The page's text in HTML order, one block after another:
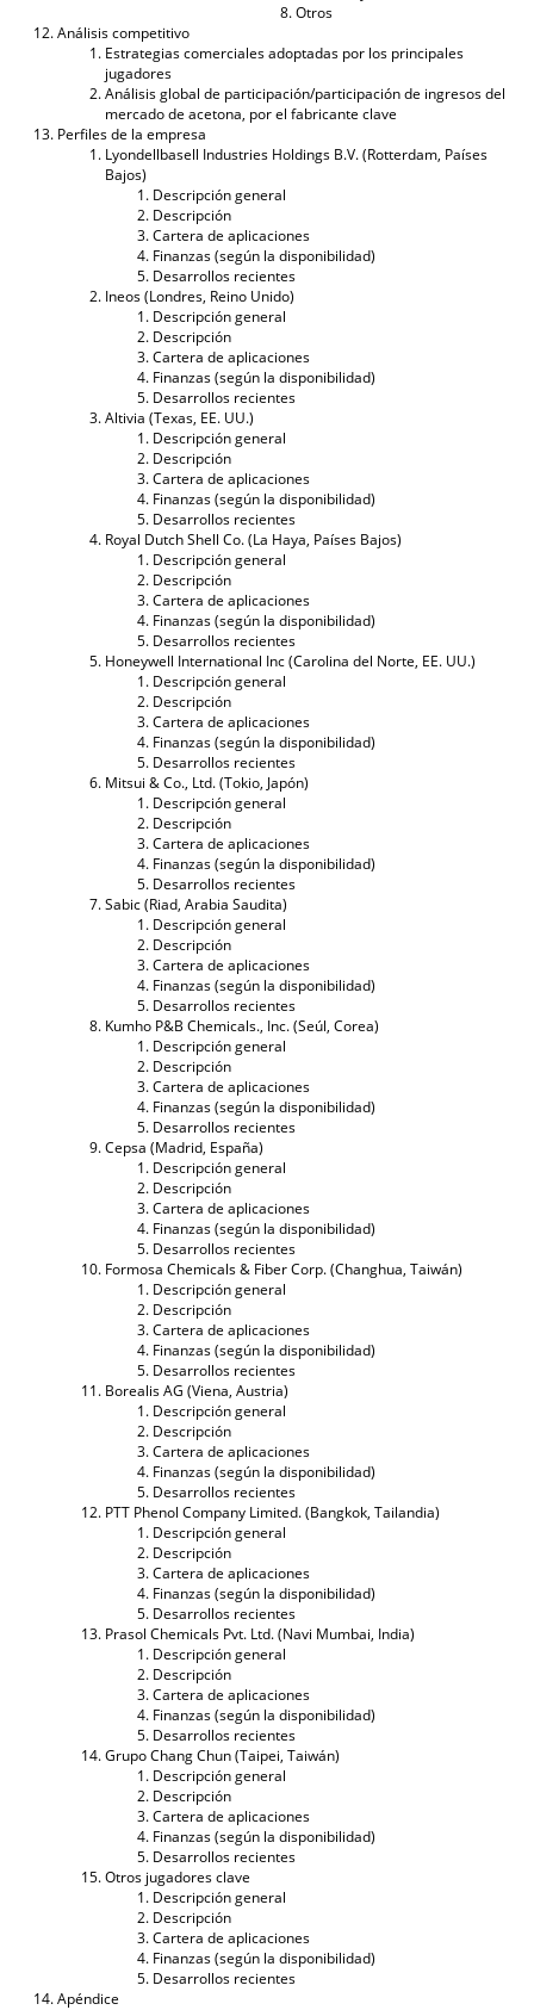
Otros
Análisis competitivo
Estrategias comerciales adoptadas por los principales
jugadores
Análisis global de participación/participación de ingresos del
mercado de acetona, por el fabricante clave
Perfiles de la empresa
Lyondellbasell Industries Holdings B.V. (Rotterdam, Países
Bajos)
Descripción general
Descripción
Cartera de aplicaciones
Finanzas (según la disponibilidad)
Desarrollos recientes
Ineos (Londres, Reino Unido)
Descripción general
Descripción
Cartera de aplicaciones
Finanzas (según la disponibilidad)
Desarrollos recientes
Altivia (Texas, EE. UU.)
Descripción general
Descripción
Cartera de aplicaciones
Finanzas (según la disponibilidad)
Desarrollos recientes
Royal Dutch Shell Co. (La Haya, Países Bajos)
Descripción general
Descripción
Cartera de aplicaciones
Finanzas (según la disponibilidad)
Desarrollos recientes
Honeywell International Inc (Carolina del Norte, EE. UU.)
Descripción general
Descripción
Cartera de aplicaciones
Finanzas (según la disponibilidad)
Desarrollos recientes
Mitsui & Co., Ltd. (Tokio, Japón)
Descripción general
Descripción
Cartera de aplicaciones
Finanzas (según la disponibilidad)
Desarrollos recientes
Sabic (Riad, Arabia Saudita)
Descripción general
Descripción
Cartera de aplicaciones
Finanzas (según la disponibilidad)
Desarrollos recientes
Kumho P&B Chemicals., Inc. (Seúl, Corea)
Descripción general
Descripción
Cartera de aplicaciones
Finanzas (según la disponibilidad)
Desarrollos recientes
Cepsa (Madrid, España)
Descripción general
Descripción
Cartera de aplicaciones
Finanzas (según la disponibilidad)
Desarrollos recientes
Formosa Chemicals & Fiber Corp. (Changhua, Taiwán)
Descripción general
Descripción
Cartera de aplicaciones
Finanzas (según la disponibilidad)
Desarrollos recientes
Borealis AG (Viena, Austria)
Descripción general
Descripción
Cartera de aplicaciones
Finanzas (según la disponibilidad)
Desarrollos recientes
PTT Phenol Company Limited. (Bangkok, Tailandia)
Descripción general
Descripción
Cartera de aplicaciones
Finanzas (según la disponibilidad)
Desarrollos recientes
Prasol Chemicals Pvt. Ltd. (Navi Mumbai, India)
Descripción general
Descripción
Cartera de aplicaciones
Finanzas (según la disponibilidad)
Desarrollos recientes
Grupo Chang Chun (Taipei, Taiwán)
Descripción general
Descripción
Cartera de aplicaciones
Finanzas (según la disponibilidad)
Desarrollos recientes
Otros jugadores clave
Descripción general
Descripción
Cartera de aplicaciones
Finanzas (según la disponibilidad)
Desarrollos recientes
Apéndice